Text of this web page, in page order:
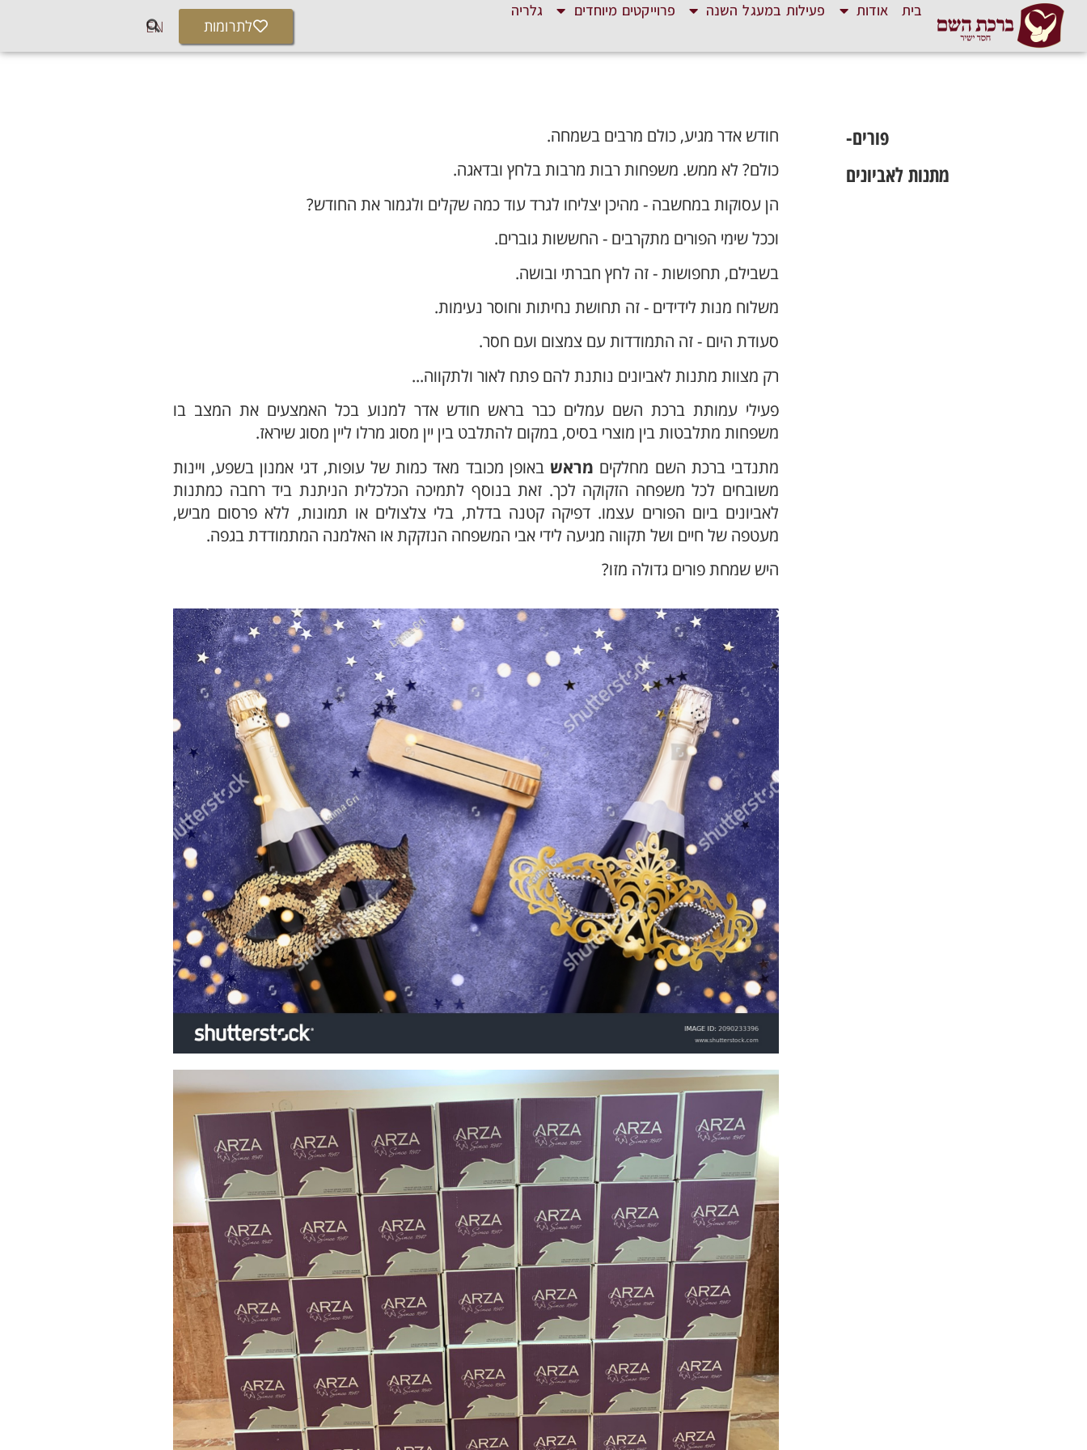
EN
בית אודות פעילות במעגל השנה פרוייקטים מיוחדים גלריה
לתרומות
פורים-
מתנות לאביונים
חודש אדר מגיע, כולם מרבים בשמחה.
כולם? לא ממש. משפחות רבות מרבות בלחץ ובדאגה.
הן עסוקות במחשבה - מהיכן יצליחו לגרד עוד כמה שקלים ולגמור את החודש?
וככל שימי הפורים מתקרבים - החששות גוברים.
בשבילם, תחפושות - זה לחץ חברתי ובושה.
משלוח מנות לידידים - זה תחושת נחיתות וחוסר נעימות.
סעודת היום - זה התמודדות עם צמצום ועם חסר.
רק מצוות מתנות לאביונים נותנת להם פתח לאור ולתקווה...
פעילי עמותת ברכת השם עמלים כבר בראש חודש אדר למנוע בכל האמצעים את המצב בו
משפחות מתלבטות בין מוצרי בסיס, במקום להתלבט בין יין מסוג מרלו ליין מסוג שיראז.
מתנדבי ברכת השם מחלקים מראש באופן מכובד מאד כמות של עופות, דגי אמנון בשפע, ויינות
משובחים לכל משפחה הזקוקה לכך. זאת בנוסף לתמיכה הכלכלית הניתנת ביד רחבה כמתנות
לאביונים ביום הפורים עצמו. דפיקה קטנה בדלת, בלי צלצולים או תמונות, ללא פרסום מביש,
מעטפה של חיים ושל תקווה מגיעה לידי אבי המשפחה הנזקקת או האלמנה המתמודדת בגפה.
היש שמחת פורים גדולה מזו?